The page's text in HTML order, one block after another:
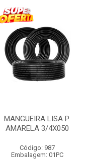
MANGUEIRA LISA P.
AMARELA 3/4X050
Código: 987
Embalagem: 01PC